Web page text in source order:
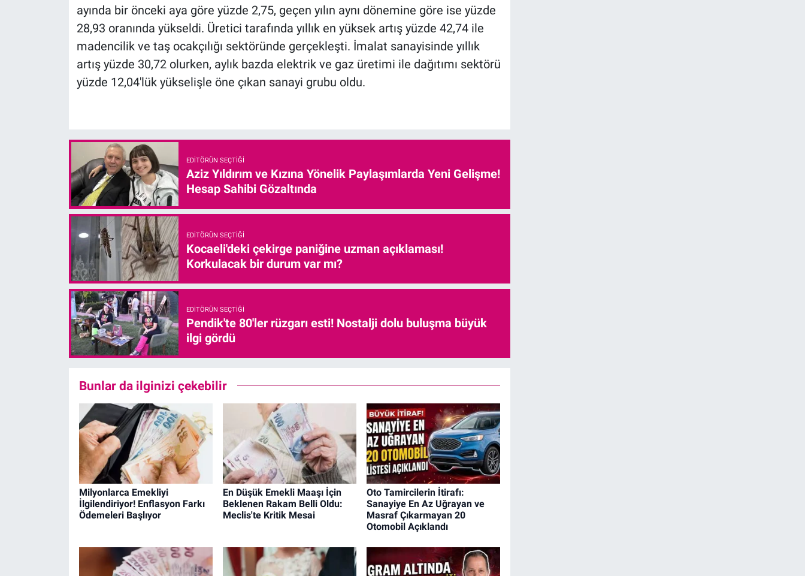
ayında bir önceki aya göre yüzde 2,75, geçen yılın aynı dönemine göre ise yüzde
28,93 oranında yükseldi. Üretici tarafında yıllık en yüksek artış yüzde 42,74 ile
madencilik ve taş ocakçılığı sektöründe gerçekleşti. İmalat sanayisinde yıllık
artış yüzde 30,72 olurken, aylık bazda elektrik ve gaz üretimi ile dağıtımı sektörü
yüzde 12,04'lük yükselişle öne çıkan sanayi grubu oldu.
EDITÖRÜN SEÇTIĞI
Aziz Yıldırım ve Kızına Yönelik Paylaşımlarda Yeni Gelişme!
Hesap Sahibi Gözaltında
EDITÖRÜN SEÇTIĞI
Kocaeli'deki çekirge paniğine uzman açıklaması!
Korkulacak bir durum var mı?
EDITÖRÜN SEÇTIĞI
Pendik'te 80'ler rüzgarı esti! Nostalji dolu buluşma büyük
ilgi gördü
Bunlar da ilginizi çekebilir
Milyonlarca Emekliyi
İlgilendiriyor! Enflasyon Farkı
Ödemeleri Başlıyor
En Düşük Emekli Maaşı İçin
Beklenen Rakam Belli Oldu:
Meclis'te Kritik Mesai
Oto Tamircilerin İtirafı:
Sanayiye En Az Uğrayan ve
Masraf Çıkarmayan 20
Otomobil Açıklandı